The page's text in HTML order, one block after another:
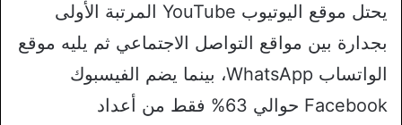
يحتل موقع اليوتيوب YouTube المرتبة الأولى
بجدارة بين مواقع التواصل الاجتماعي ثم يليه موقع
الواتساب WhatsApp، بينما يضم الفيسبوك
Facebook حوالي 63% فقط من أعداد